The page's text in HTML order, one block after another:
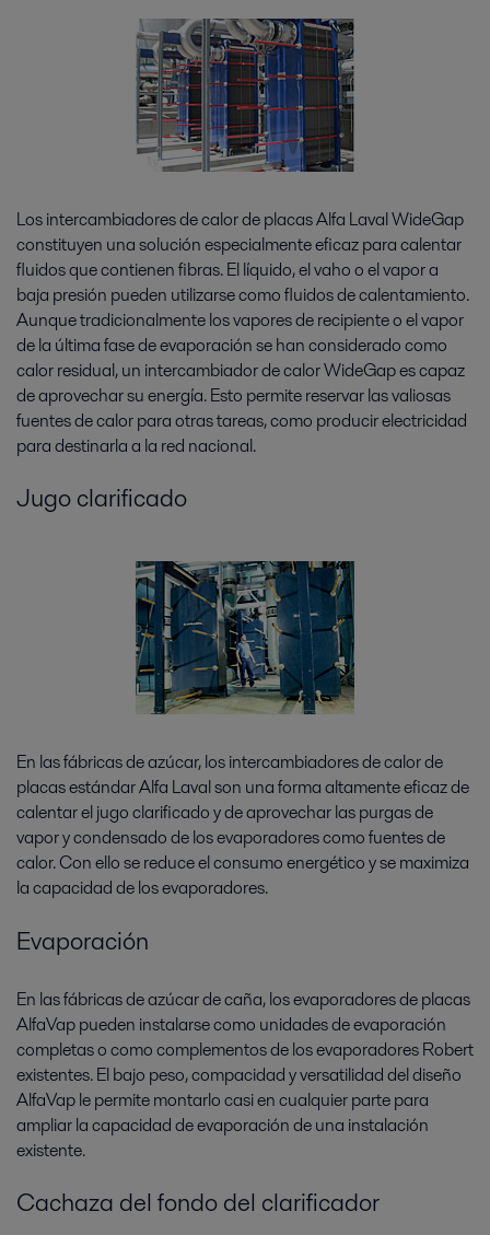
Los intercambiadores de calor de placas Alfa Laval WideGap
constituyen una solución especialmente eficaz para calentar
fluidos que contienen fibras. El líquido, el vaho o el vapor a
baja presión pueden utilizarse como fluidos de calentamiento.
Aunque tradicionalmente los vapores de recipiente o el vapor
de la última fase de evaporación se han considerado como
calor residual, un intercambiador de calor WideGap es capaz
de aprovechar su energía. Esto permite reservar las valiosas
fuentes de calor para otras tareas, como producir electricidad
para destinarla a la red nacional.
Jugo clarificado
En las fábricas de azúcar, los intercambiadores de calor de
placas estándar Alfa Laval son una forma altamente eficaz de
calentar el jugo clarificado y de aprovechar las purgas de
vapor y condensado de los evaporadores como fuentes de
calor. Con ello se reduce el consumo energético y se maximiza
la capacidad de los evaporadores.
Evaporación
En las fábricas de azúcar de caña, los evaporadores de placas
AlfaVap pueden instalarse como unidades de evaporación
completas o como complementos de los evaporadores Robert
existentes. El bajo peso, compacidad y versatilidad del diseño
AlfaVap le permite montarlo casi en cualquier parte para
ampliar la capacidad de evaporación de una instalación
existente.
Cachaza del fondo del clarificador